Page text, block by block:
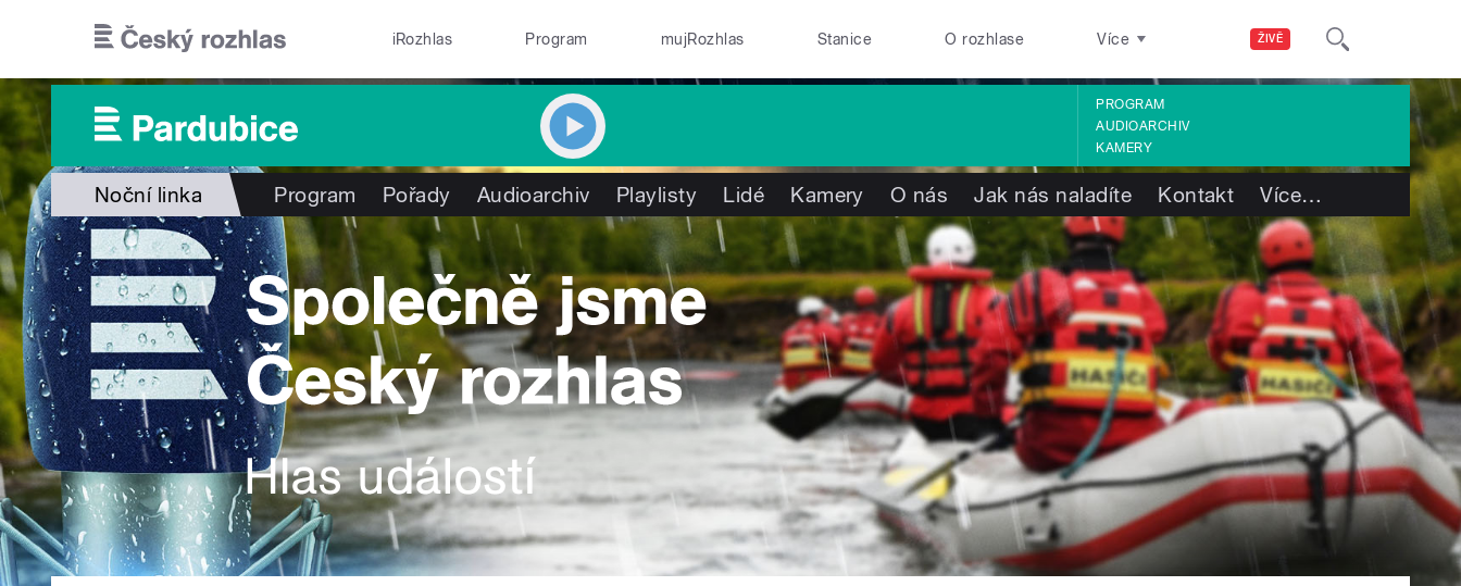
ŽIVĚ
iRozhlas Program mujRozhlas Stanice O rozhlase Více
PROGRAM
AUDIOARCHIV
KAMERY
Noční linka Program Pořady Audioarchiv Playlisty Lidé Kamery O nás Jak nás naladíte Kontakt Více…